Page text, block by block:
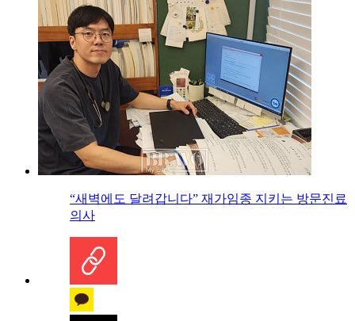
“새벽에도 달려갑니다” 재가임종 지키는 방문진료
의사